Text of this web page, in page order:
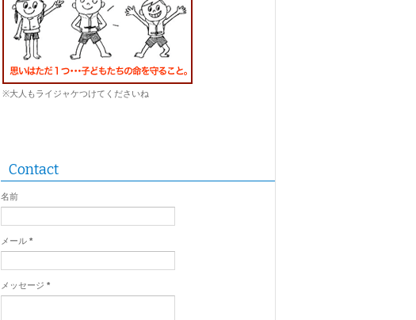
※大人もライジャケつけてくださいね
Contact
名前
メール*
メッセージ*